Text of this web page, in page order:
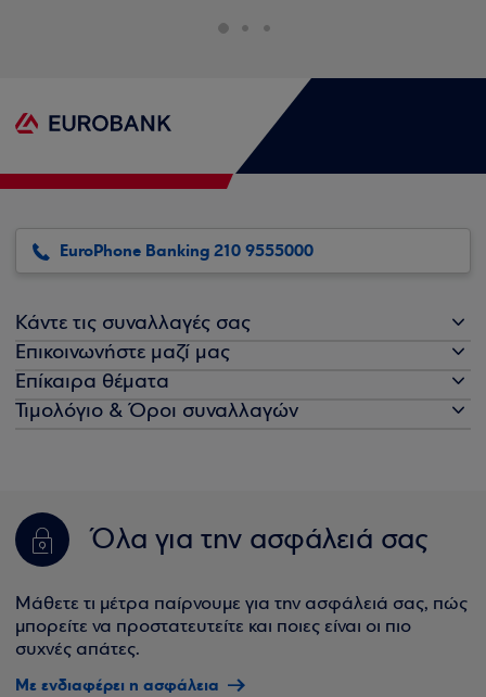
EuroPhone Banking 210 9555000
Κάντε τις συναλλαγές σας
Επικοινωνήστε μαζί μας
Επίκαιρα θέματα
Τιμολόγιο & Όροι συναλλαγών
Όλα για την ασφάλειά σας
Μάθετε τι μέτρα παίρνουμε για την ασφάλειά σας, πώς
μπορείτε να προστατευτείτε και ποιες είναι οι πιο
συχνές απάτες.
Με ενδιαφέρει η ασφάλεια